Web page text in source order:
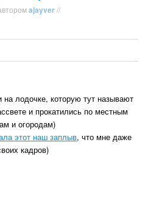
ajayver//
лодочке, которую тут называют
и прокатились по местным
и огородам)
этот наш заплыв, что мне даже
кадров)